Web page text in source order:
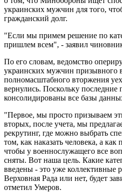
украинских мужчин для того,
гражданский долг.
"Если мы примем решение по
пришлем всем", - заявил
По его словам, ведомство
украинских мужчин призывного
полномасштабного вторжения
вернулись. Поскольку последние
консолидированы все базы
"Первое, мы просто призываем
вторых, после учета, мы
рекрутинг, где можно выбрать
том, как наказать человека, а
чтобы у военнослужащего все
сняты. Вот наша цель. Какие
введены - это уже коллективные
Верховная Рада или нет, будет
отметил Умеров.